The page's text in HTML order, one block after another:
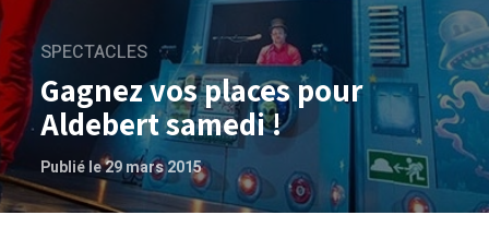
SPECTACLES
Gagnez vos places pour
Aldebert samedi !
Publié le 29 mars 2015